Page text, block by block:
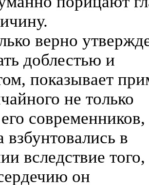
верно
доблестью и
показывает
не только
взбунтовались в
вследствие
он